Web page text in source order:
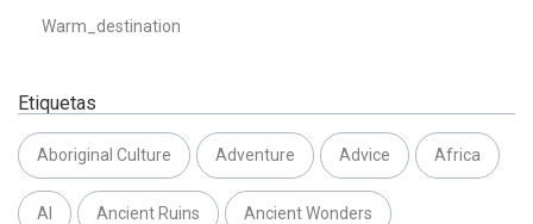
Warm_destination
Etiquetas
Aboriginal Culture Adventure Advice Africa
AI Ancient Ruins Ancient Wonders